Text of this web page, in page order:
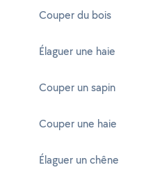
Couper du bois
Élaguer une haie
Couper un sapin
Couper une haie
Élaguer un chêne